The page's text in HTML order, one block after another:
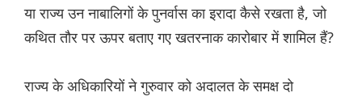
या राज्य उन नाबालिगों के पुनर्वास का इरादा कैसे रखता है, जो
कथित तौर पर ऊपर बताए गए खतरनाक कारोबार में शामिल हैं?
राज्य के अधिकारियों ने गुरुवार को अदालत के समक्ष दो